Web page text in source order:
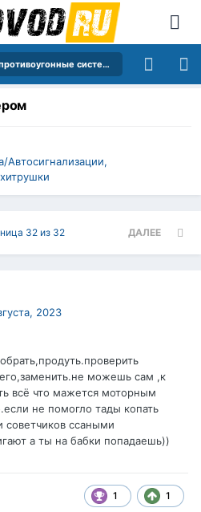
Электрика/Автосигнализации, противоугонные системы и хитрушки
Автосигнализации,
ДАЛЕЕ
32 из 32
2023
можешь сам ,к
всё что мажется моторным
не помогло тады копать
ссаными
а ты на бабки попадаешь))
1 1